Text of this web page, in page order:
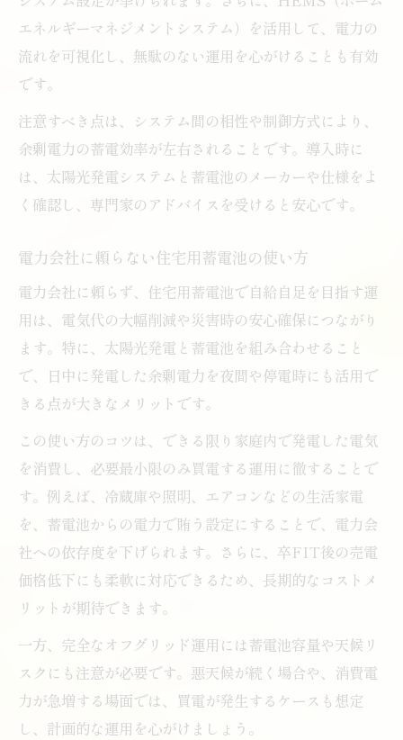
エネルギーマネジメントシステム）を活用して、電力の
流れを可視化し、無駄のない運用を心がけることも有効
です。
注意すべき点は、システム間の相性や制御方式により、
余剰電力の蓄電効率が左右されることです。導入時に
は、太陽光発電システムと蓄電池のメーカーや仕様をよ
く確認し、専門家のアドバイスを受けると安心です。
電力会社に頼らない住宅用蓄電池の使い方
電力会社に頼らず、住宅用蓄電池で自給自足を目指す運
用は、電気代の大幅削減や災害時の安心確保につながり
ます。特に、太陽光発電と蓄電池を組み合わせること
で、日中に発電した余剰電力を夜間や停電時にも活用で
きる点が大きなメリットです。
この使い方のコツは、できる限り家庭内で発電した電気
を消費し、必要最小限のみ買電する運用に徹することで
す。例えば、冷蔵庫や照明、エアコンなどの生活家電
を、蓄電池からの電力で賄う設定にすることで、電力会
社への依存度を下げられます。さらに、卒FIT後の売電
価格低下にも柔軟に対応できるため、長期的なコストメ
リットが期待できます。
一方、完全なオフグリッド運用には蓄電池容量や天候リ
スクにも注意が必要です。悪天候が続く場合や、消費電
力が急増する場面では、買電が発生するケースも想定
し、計画的な運用を心がけましょう。